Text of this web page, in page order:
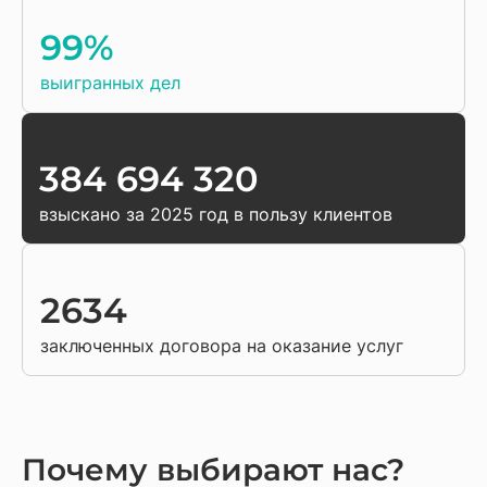
99%
выигранных дел
384 694 320
взыскано за 2025 год в пользу клиентов
2634
заключенных договора на оказание услуг
Почему выбирают нас?